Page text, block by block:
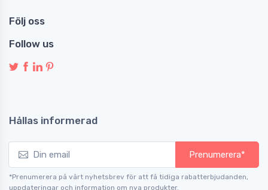
Följ oss
Follow us
Hållas informerad
Prenumerera*
*Prenumerera på vårt nyhetsbrev för att få tidiga rabatterbjudanden,
uppdateringar och information om nya produkter.